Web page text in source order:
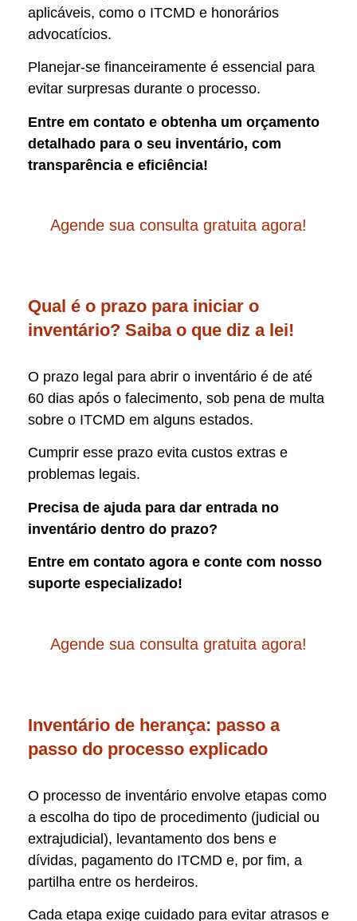
aplicáveis, como o ITCMD e honorários
advocatícios.
Planejar-se financeiramente é essencial para
evitar surpresas durante o processo.
Entre em contato e obtenha um orçamento
detalhado para o seu inventário, com
transparência e eficiência!
Agende sua consulta gratuita agora!
Qual é o prazo para iniciar o
inventário? Saiba o que diz a lei!
O prazo legal para abrir o inventário é de até
60 dias após o falecimento, sob pena de multa
sobre o ITCMD em alguns estados.
Cumprir esse prazo evita custos extras e
problemas legais.
Precisa de ajuda para dar entrada no
inventário dentro do prazo?
Entre em contato agora e conte com nosso
suporte especializado!
Agende sua consulta gratuita agora!
Inventário de herança: passo a
passo do processo explicado
O processo de inventário envolve etapas como
a escolha do tipo de procedimento (judicial ou
extrajudicial), levantamento dos bens e
dívidas, pagamento do ITCMD e, por fim, a
partilha entre os herdeiros.
Cada etapa exige cuidado para evitar atrasos e